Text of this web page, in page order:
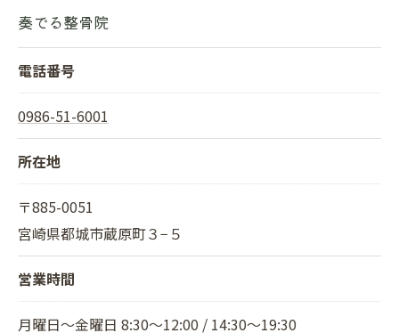
奏でる整骨院
電話番号
0986-51-6001
所在地
〒885-0051
宮崎県都城市蔵原町３−５
営業時間
月曜日～金曜日 8:30～12:00 / 14:30～19:30